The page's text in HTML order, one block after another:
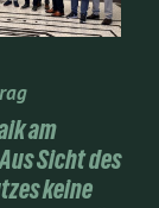
am
Sicht des
keine